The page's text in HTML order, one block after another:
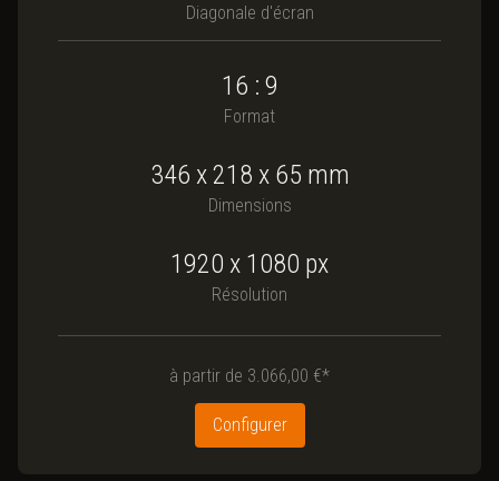
Diagonale d'écran
Format
16 : 9
Dimensions
346 x218 x 65 mm
Résolution
1920 x 1080 px
à partir de 3.066,00 €*
Configurer